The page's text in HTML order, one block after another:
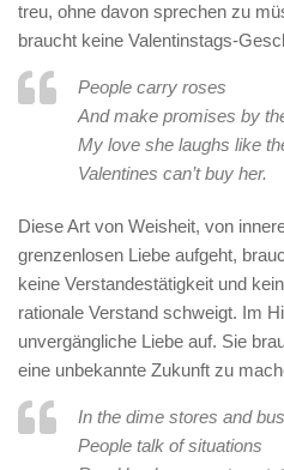
treu, ohne davon sprechen zu
braucht keine Valentinstags-
People carry roses
And make promises by
My love she laughs like
Valentines can’t buy her.
Diese Art von Weisheit, von
grenzenlosen Liebe aufgeht,
keine Verstandestätigkeit und
rationale Verstand schweigt. Im
unvergängliche Liebe auf. Sie
eine unbekannte Zukunft zu
In the dime stores and
People talk of situations